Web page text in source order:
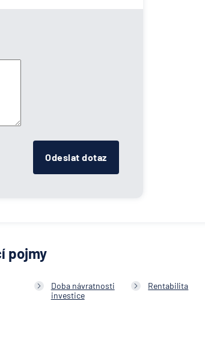
Odeslat dotaz
pojmy
Doba návratnosti
investice
Rentabilita